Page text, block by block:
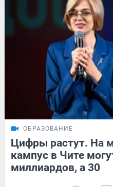
ОБРАЗОВАНИЕ
Цифры растут. На
кампус в Чите
миллиардов, а 30